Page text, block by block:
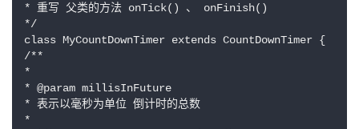
* 重写 父类的方法 onTick() 、 onFinish()
*/
class MyCountDownTimer extends CountDownTimer {
/**
*
* @param millisInFuture
* 表示以毫秒为单位 倒计时的总数
*